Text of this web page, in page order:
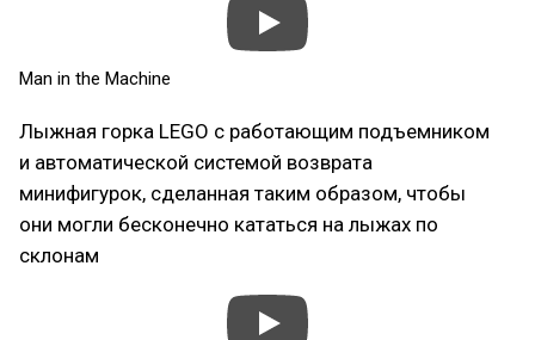
Man in the Machine
Лыжная горка LEGO с работающим подъемником
и автоматической системой возврата
минифигурок, сделанная таким образом, чтобы
они могли бесконечно кататься на лыжах по
склонам